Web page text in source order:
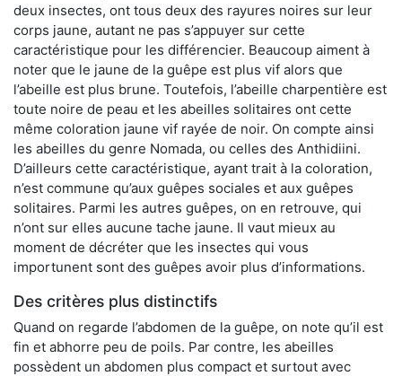
deux insectes, ont tous deux des rayures noires sur leur
corps jaune, autant ne pas s’appuyer sur cette
caractéristique pour les différencier. Beaucoup aiment à
noter que le jaune de la guêpe est plus vif alors que
l’abeille est plus brune. Toutefois, l’abeille charpentière est
toute noire de peau et les abeilles solitaires ont cette
même coloration jaune vif rayée de noir. On compte ainsi
les abeilles du genre Nomada, ou celles des Anthidiini.
D’ailleurs cette caractéristique, ayant trait à la coloration,
n’est commune qu’aux guêpes sociales et aux guêpes
solitaires. Parmi les autres guêpes, on en retrouve, qui
n’ont sur elles aucune tache jaune. Il vaut mieux au
moment de décréter que les insectes qui vous
importunent sont des guêpes avoir plus d’informations.
Des critères plus distinctifs
Quand on regarde l’abdomen de la guêpe, on note qu’il est
fin et abhorre peu de poils. Par contre, les abeilles
possèdent un abdomen plus compact et surtout avec